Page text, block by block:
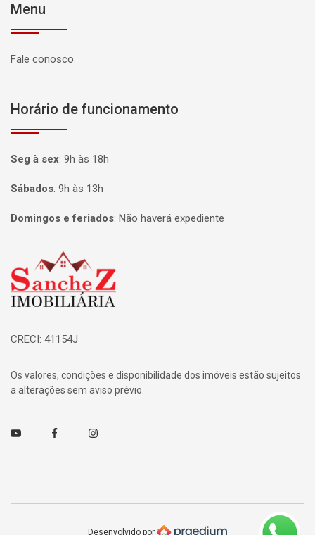
Menu
Fale conosco
Horário de funcionamento
Seg à sex: 9h às 18h
Sábados: 9h às 13h
Domingos e feriados: Não haverá expediente
Página inicial
CRECI: 41154J
Os valores, condições e disponibilidade dos imóveis estão sujeitos
a alterações sem aviso prévio.
Youtube FacebookInstagram
Desenvolvido por